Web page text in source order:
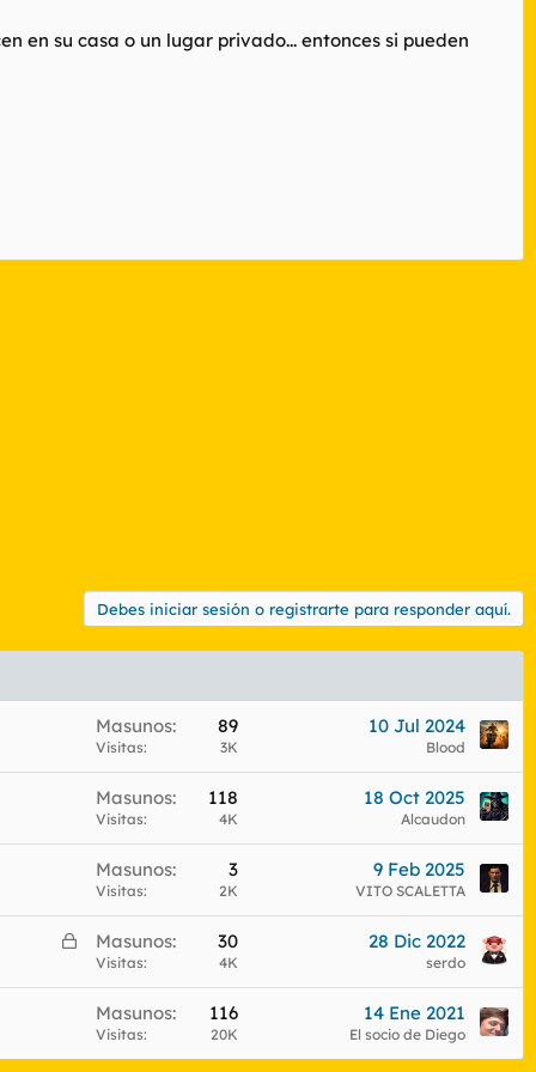
en su casa o un lugar privado... entonces si pueden
Debes iniciar sesión o registrarte para responder aquí.
Masunos 89
Visitas 3K
10 Jul 2024
Blood
Masunos 118
Visitas 4K
18 Oct 2025
Alcaudon
Masunos 3
Visitas 2K
9 Feb 2025
VITO SCALETTA
C
r
d
Masunos 30
Visitas 4K
28 Dic 2022
serdo
Masunos 116
Visitas 20K
14 Ene 2021
El socio de Diego